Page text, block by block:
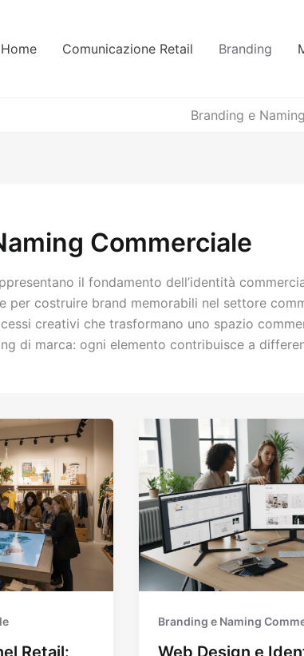
Home Comunicazione Retail Branding
Branding e
Commerciale
il fondamento dell’identità
per costruire brand memorabili nel settore
creativi che trasformano uno spazio
di marca: ogni elemento contribuisce a
Retail:
Branding e Naming
Web Design e